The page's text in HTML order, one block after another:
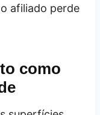
afiliado perde
como